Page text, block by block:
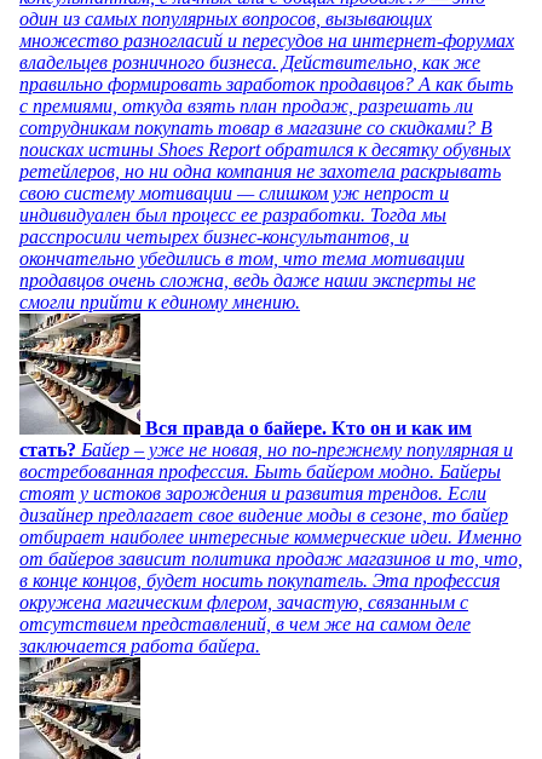
один из самых популярных вопросов, вызывающих
множество разногласий и пересудов на интернет-форумах
владельцев розничного бизнеса. Действительно, как же
правильно формировать заработок продавцов? А как быть
с премиями, откуда взять план продаж, разрешать ли
сотрудникам покупать товар в магазине со скидками? В
поисках истины Shoes Report обратился к десятку обувных
ретейлеров, но ни одна компания не захотела раскрывать
свою систему мотивации — слишком уж непрост и
индивидуален был процесс ее разработки. Тогда мы
расспросили четырех бизнес-консультантов, и
окончательно убедились в том, что тема мотивации
продавцов очень сложна, ведь даже наши эксперты не
смогли прийти к единому мнению.
Вся правда о байере. Кто он и как им
стать? Байер – уже не новая, но по-прежнему популярная и
востребованная профессия. Быть байером модно. Байеры
стоят у истоков зарождения и развития трендов. Если
дизайнер предлагает свое видение моды в сезоне, то байер
отбирает наиболее интересные коммерческие идеи. Именно
от байеров зависит политика продаж магазинов и то, что,
в конце концов, будет носить покупатель. Эта профессия
окружена магическим флером, зачастую, связанным с
отсутствием представлений, в чем же на самом деле
заключается работа байера.